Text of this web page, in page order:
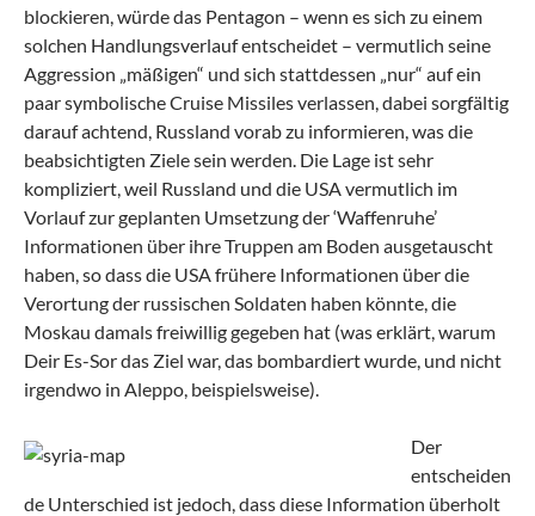
blockieren, würde das Pentagon – wenn es sich zu einem
solchen Handlungsverlauf entscheidet – vermutlich seine
Aggression „mäßigen“ und sich stattdessen „nur“ auf ein
paar symbolische Cruise Missiles verlassen, dabei sorgfältig
darauf achtend, Russland vorab zu informieren, was die
beabsichtigten Ziele sein werden. Die Lage ist sehr
kompliziert, weil Russland und die USA vermutlich im
Vorlauf zur geplanten Umsetzung der ‘Waffenruhe’
Informationen über ihre Truppen am Boden ausgetauscht
haben, so dass die USA frühere Informationen über die
Verortung der russischen Soldaten haben könnte, die
Moskau damals freiwillig gegeben hat (was erklärt, warum
Deir Es-Sor das Ziel war, das bombardiert wurde, und nicht
irgendwo in Aleppo, beispielsweise).
Der
entscheiden
de Unterschied ist jedoch, dass diese Information überholt